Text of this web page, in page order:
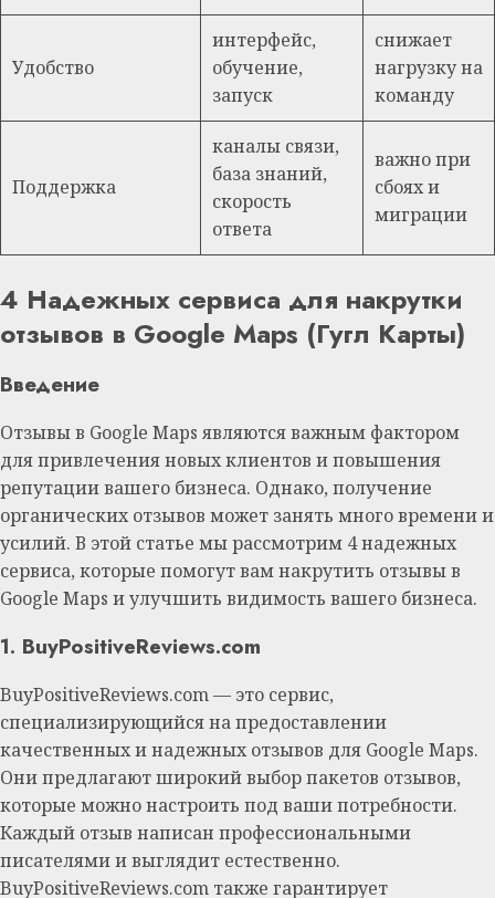
Удобство
интерфейс,
обучение,
запуск
снижает
нагрузку на
команду
Поддержка
каналы связи,
база знаний,
скорость
ответа
важно при
сбоях и
миграции
4 Надежных сервиса для накрутки
отзывов в Google Maps (Гугл Карты)
Введение
Отзывы в Google Maps являются важным фактором
для привлечения новых клиентов и повышения
репутации вашего бизнеса. Однако, получение
органических отзывов может занять много времени и
усилий. В этой статье мы рассмотрим 4 надежных
сервиса, которые помогут вам накрутить отзывы в
Google Maps и улучшить видимость вашего бизнеса.
1. BuyPositiveReviews.com
BuyPositiveReviews.com — это сервис,
специализирующийся на предоставлении
качественных и надежных отзывов для Google Maps.
Они предлагают широкий выбор пакетов отзывов,
которые можно настроить под ваши потребности.
Каждый отзыв написан профессиональными
писателями и выглядит естественно.
BuyPositiveReviews.com также гарантирует